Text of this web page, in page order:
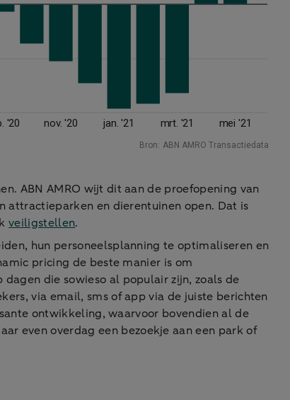
ABN AMRO wijt dit aan de proefopening van
attractieparken en dierentuinen open. Dat is
veiligstellen.
hun personeelsplanning te optimaliseren en
pricing de beste manier is om
die sowieso al populair zijn, zoals de
via email, sms of app via de juiste berichten
ontwikkeling, waarvoor bovendien al de
even overdag een bezoekje aan een park of